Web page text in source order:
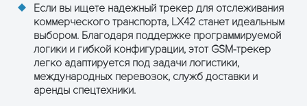
Если вы ищете надежный трекер для отслеживания
коммерческого транспорта, LX42 станет идеальным
выбором. Благодаря поддержке программируемой
логики и гибкой конфигурации, этот GSM-трекер
легко адаптируется под задачи логистики,
международных перевозок, служб доставки и
аренды спецтехники.
Класс защиты
корпуса
IP41
ОСТАВЬТЕ ЗАЯВКУ